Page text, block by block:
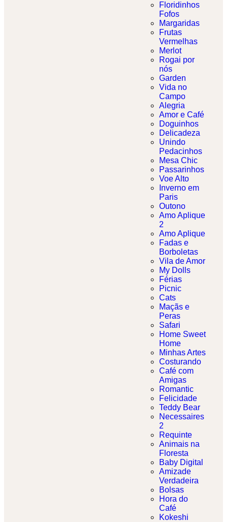
Floridinhos
Fofos
Margaridas
Frutas
Vermelhas
Merlot
Rogai por
nós
Garden
Vida no
Campo
Alegria
Amor e Café
Doguinhos
Delicadeza
Unindo
Pedacinhos
Mesa Chic
Passarinhos
Voe Alto
Inverno em
Paris
Outono
Amo Aplique
2
Amo Aplique
Fadas e
Borboletas​
Vila de Amor
My Dolls
Férias
Picnic
Cats
Maçãs e
Peras
Safari
Home Sweet
Home
Minhas Artes
Costurando
Café com
Amigas
Romantic
Felicidade
Teddy Bear
Necessaires
2
Requinte
Animais na
Floresta
Baby Digital
Amizade
Verdadeira
Bolsas
Hora do
Café
Kokeshi